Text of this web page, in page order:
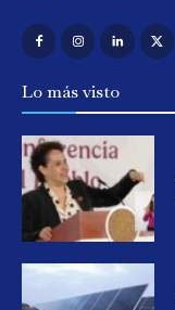
Lo más visto